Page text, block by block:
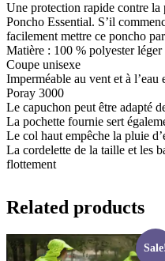
Une protection rapide contre la
Poncho Essential. S’il
facilement mettre ce poncho
Matière : 100 % polyester
Coupe unisexe
Imperméable au vent et à l’eau
Poray 3000
Le capuchon peut être adapté
La pochette fournie sert
Le col haut empêche la pluie
La cordelette de la taille et les
flottement
Related products